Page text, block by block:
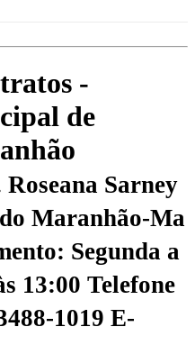
-
de
Sarney
Maranhão-Ma
Segunda a
13:00 Telefone
1019 E-